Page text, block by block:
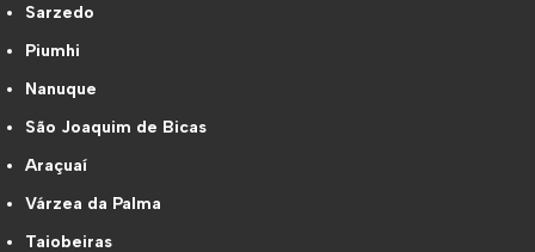
Sarzedo
Piumhi
Nanuque
São Joaquim de Bicas
Araçuaí
Várzea da Palma
Taiobeiras